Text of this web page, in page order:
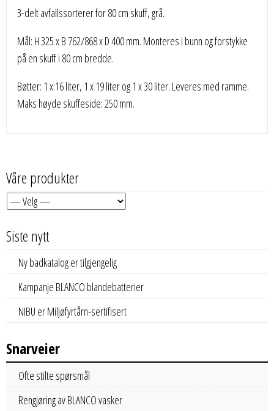
3-delt avfallssorterer for 80 cm skuff, grå.
Mål: H 325 x B 762/868 x D 400 mm. Monteres i bunn og forstykke
på en skuff i 80 cm bredde.
Bøtter: 1 x 16 liter, 1 x 19 liter og 1 x 30 liter. Leveres med ramme.
Maks høyde skuffeside: 250 mm.
Våre produkter
Siste nytt
Ny badkatalog er tilgjengelig
Kampanje BLANCO blandebatterier
NIBU er Miljøfyrtårn-sertifisert
Snarveier
Ofte stilte spørsmål
Rengjøring av BLANCO vasker